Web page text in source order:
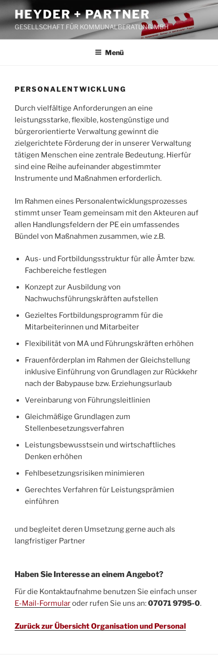
Zum
Inhalt
springen
HEYDER + PARTNER
GESELLSCHAFT FÜR KOMMUNALBERATUNG MBH
Menü
PERSONALENTWICKLUNG
Durch vielfältige Anforderungen an eine
leistungsstarke, flexible, kostengünstige und
bürgerorientierte Verwaltung gewinnt die
zielgerichtete Förderung der in unserer Verwaltung
tätigen Menschen eine zentrale Bedeutung. Hierfür
sind eine Reihe aufeinander abgestimmter
Instrumente und Maßnahmen erforderlich.
Im Rahmen eines Personalentwicklungsprozesses
stimmt unser Team gemeinsam mit den Akteuren auf
allen Handlungsfeldern der PE ein umfassendes
Bündel von Maßnahmen zusammen, wie z.B.
Aus- und Fortbildungsstruktur für alle Ämter bzw.
Fachbereiche festlegen
Konzept zur Ausbildung von
Nachwuchsführungskräften aufstellen
Gezieltes Fortbildungsprogramm für die
Mitarbeiterinnen und Mitarbeiter
Flexibilität von MA und Führungskräften erhöhen
Frauenförderplan im Rahmen der Gleichstellung
inklusive Einführung von Grundlagen zur Rückkehr
nach der Babypause bzw. Erziehungsurlaub
Vereinbarung von Führungsleitlinien
Gleichmäßige Grundlagen zum
Stellenbesetzungsverfahren
Leistungsbewusstsein und wirtschaftliches
Denken erhöhen
Fehlbesetzungsrisiken minimieren
Gerechtes Verfahren für Leistungsprämien
einführen
und begleitet deren Umsetzung gerne auch als
langfristiger Partner
Haben Sie Interesse an einem Angebot?
Für die Kontaktaufnahme benutzen Sie einfach unser
E-Mail-Formularoder rufen Sie uns an:07071 9795-0.
Zurück zur Übersicht Organisation und Personal